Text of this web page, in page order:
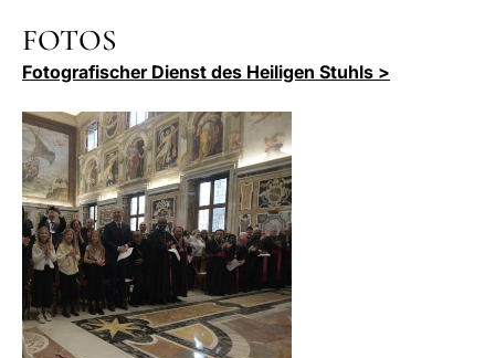
FOTOS
Fotografischer Dienst des Heiligen Stuhls >